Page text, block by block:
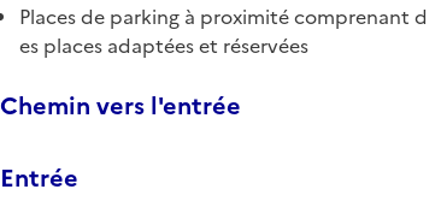
Places de parking à proximité comprenant d
es places adaptées et réservées
Chemin vers l'entrée
Entrée